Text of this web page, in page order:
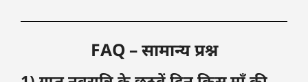
FAQ – सामान्य प्रश्न